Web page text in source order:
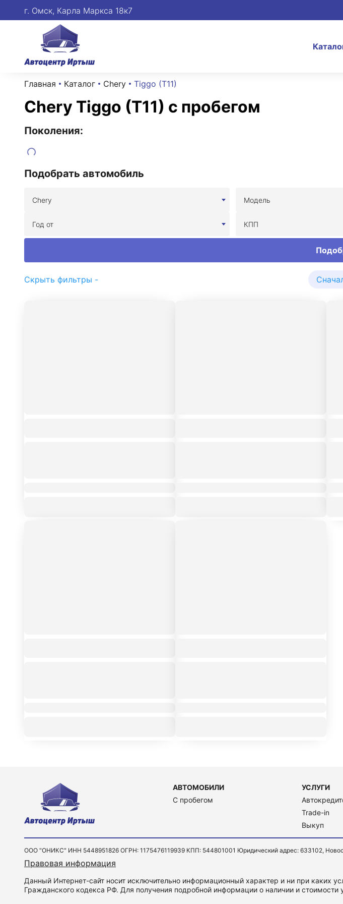
г. Омск, Карла Маркса 18к7
Главная Каталог Chery Tiggo (T11)
Chery Tiggo (T11) с пробегом
Поколения:
Подобрать автомобиль
Chery Модель
Год от КПП
Скрыть фильтры -
АВТОМОБИЛИ
C пробегом
УСЛУГИ
Trade-in
Выкуп
ООО "ОНИКС" ИНН 5448951826 ОГРН: 1175476119939 КПП: 544801001 Юридический адрес: 633102,
Правовая информация
Данный Интернет-сайт носит исключительно информационный характер и ни при каких
Гражданского кодекса РФ. Для получения подробной информации о наличии и